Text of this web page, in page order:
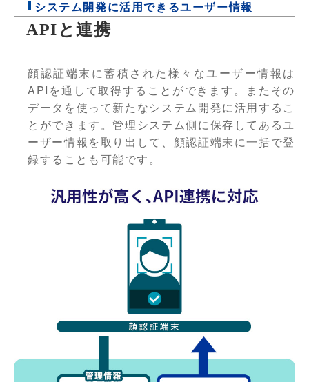
システム開発に活用できるユーザー情報
APIと連携
顔認証端末に蓄積された様々なユーザー情報は
APIを通して取得することができます。またその
データを使って新たなシステム開発に活用するこ
とができます。管理システム側に保存してあるユ
ーザー情報を取り出して、顔認証端末に一括で登
録することも可能です。